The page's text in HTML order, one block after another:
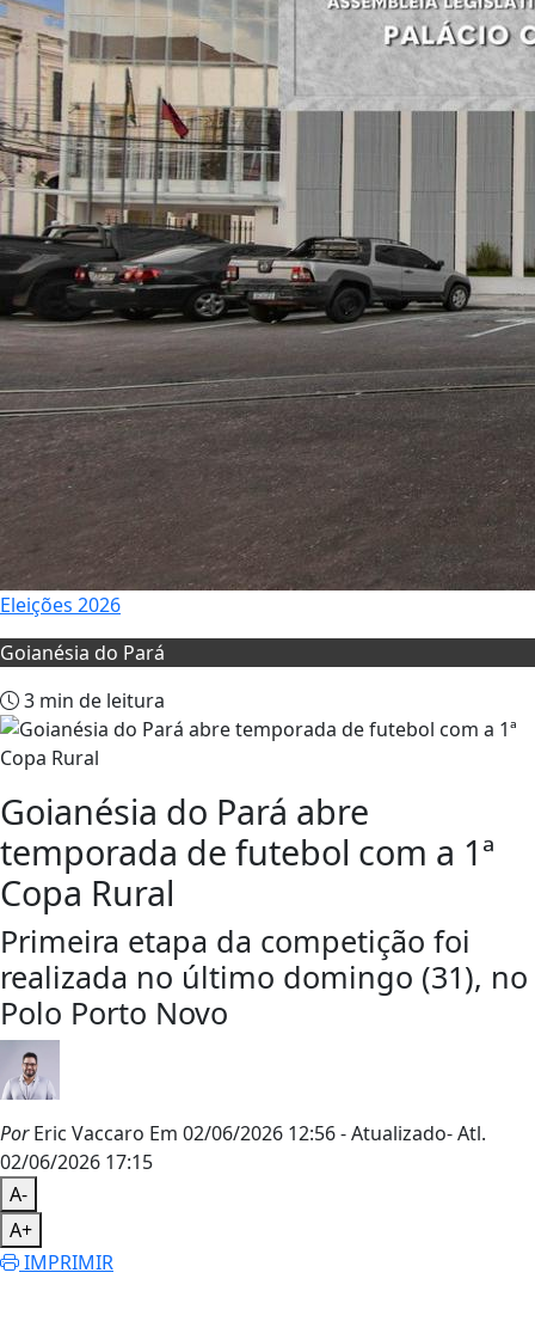
Eleições 2026
Goianésia do Pará
3 min de leitura
Goianésia do Pará abre
temporada de futebol com a 1ª
Copa Rural
Primeira etapa da competição foi
realizada no último domingo (31), no
Polo Porto Novo
PorEric Vaccaro Em 02/06/2026 12:56- Atualizado- Atl.
02/06/2026 17:15
A-
A+
IMPRIMIR